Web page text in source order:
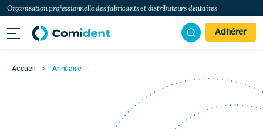
Organisation professionnelle des fabricants et distributeurs dentaires
Adhérer
Accueil > Annuaire